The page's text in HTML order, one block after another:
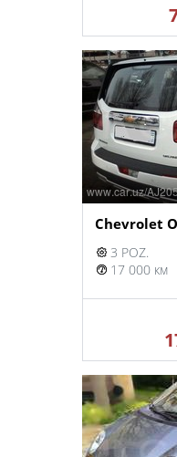
Chevrolet
3 POZ.
17 000 км